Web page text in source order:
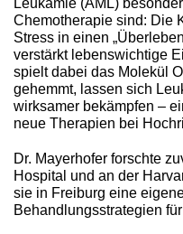
Chemotherapie sind: Die
Stress in einen
verstärkt lebenswichtige
spielt dabei das Molekül
gehemmt, lassen sich
wirksamer bekämpfen –
neue Therapien bei
Dr. Mayerhofer forschte
Hospital und an der
sie in Freiburg eine
Behandlungsstrategien